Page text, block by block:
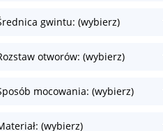
gwintu: (wybierz)
otworów: (wybierz)
mocowania: (wybierz)
(wybierz)